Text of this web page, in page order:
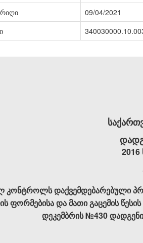
09/04/2021
კონტროლს დაქვემდებარებული
ფორმებისა და მათი გაცემის
დეკემბრის №430